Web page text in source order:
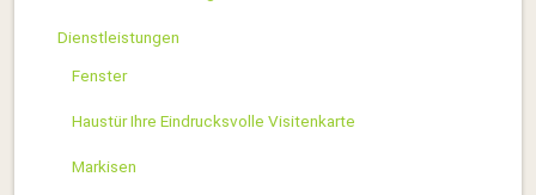
Dienstleistungen
Fenster
Haustür Ihre Eindrucksvolle Visitenkarte
Markisen